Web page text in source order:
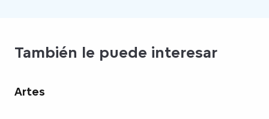
También le puede interesar
Artes